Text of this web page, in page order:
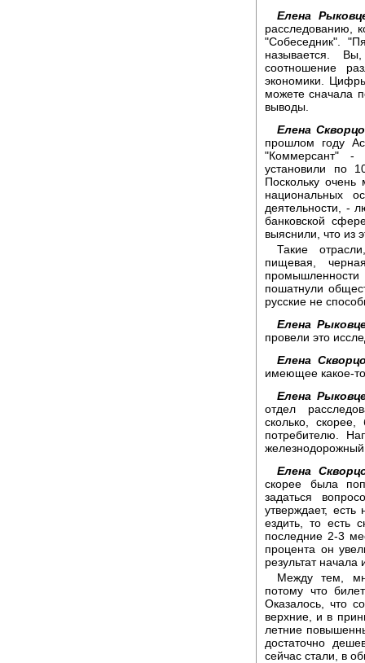
Елена
расследованию,
"Собеседник".
называется.
соотношение
экономики.
можете сначала
выводы.
Елена
прошлом году
"Коммерсант" -
установили по
Поскольку
национальных
деятельности, -
банковской
выяснили, что из
Такие
пищевая,
пошатнули
русские не
Елена
провели это
Елена
имеющее какое-
Елена
отдел
сколько,
потребителю.
Елена
скорее была
задаться
утверждает,
ездить, то есть
последние 2-3
процента он
результат
Между тем,
потому что
Оказалось, что
верхние, и в
летние
достаточно
сейчас стали, в